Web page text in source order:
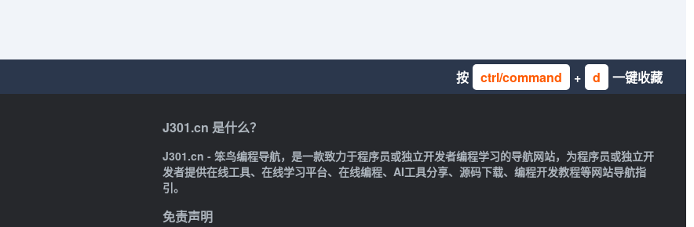
按 ctrl/command + d 一键收藏
J301.cn 是什么？
J301.cn - 笨鸟编程导航，是一款致力于程序员或独立开发者编程学习的导航网站，为程序员或独立开
发者提供在线工具、在线学习平台、在线编程、AI工具分享、源码下载、编程开发教程等网站导航指
引。
免责声明